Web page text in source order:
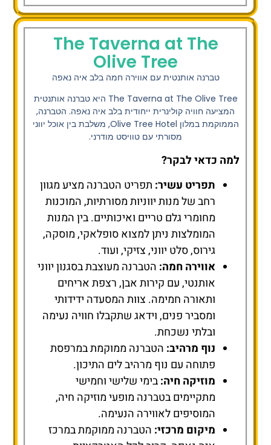
The Taverna at The
Olive Tree
טברנה אותנטית עם אווירה חמה בלב איה נאפה
The Taverna at The Olive Tree היא טברנה אותנטית
המציעה חוויה קולינרית ייחודית בלב איה נאפה. הטברנה,
הממוקמת במלון Olive Tree Hotel, משלבת בין אוכל יווני
מסורתי עם טוויסט מודרני.
למה כדאי לבקר?
תפריט עשיר: תפריט הטברנה מציע מגוון
רחב של מנות יווניות מסורתיות, המוכנות
מחומרי גלם טריים ואיכותיים. בין המנות
המומלצות ניתן למצוא סופלאקי, מוסקה,
גירוס, סלט יווני, צזיקי, ועוד.
אווירה חמה: הטברנה מעוצבת בסגנון יווני
אותנטי, עם קירות אבן, רצפת אריחים
ותאורה חמימה. צוות המסעדה ידידותי
ומסביר פנים, וידאג שתקבלו חוויה נעימה
ובלתי נשכחת.
נוף מרהיב: הטברנה ממוקמת במרפסת
פתוחה עם נוף מרהיב לים התיכון.
מוזיקה חיה:בימי שלישי וחמישי
מתקיימים בטברנה מופעי מוזיקה חיה,
המוסיפים לאווירה הנעימה.
מיקום מרכזי: הטברנה ממוקמת במרכז